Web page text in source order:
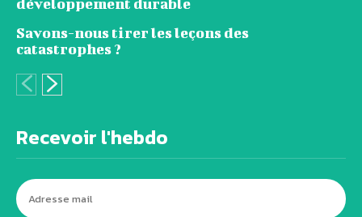
développement durable
Savons-nous tirer les leçons des
catastrophes ?
Recevoir l'hebdo